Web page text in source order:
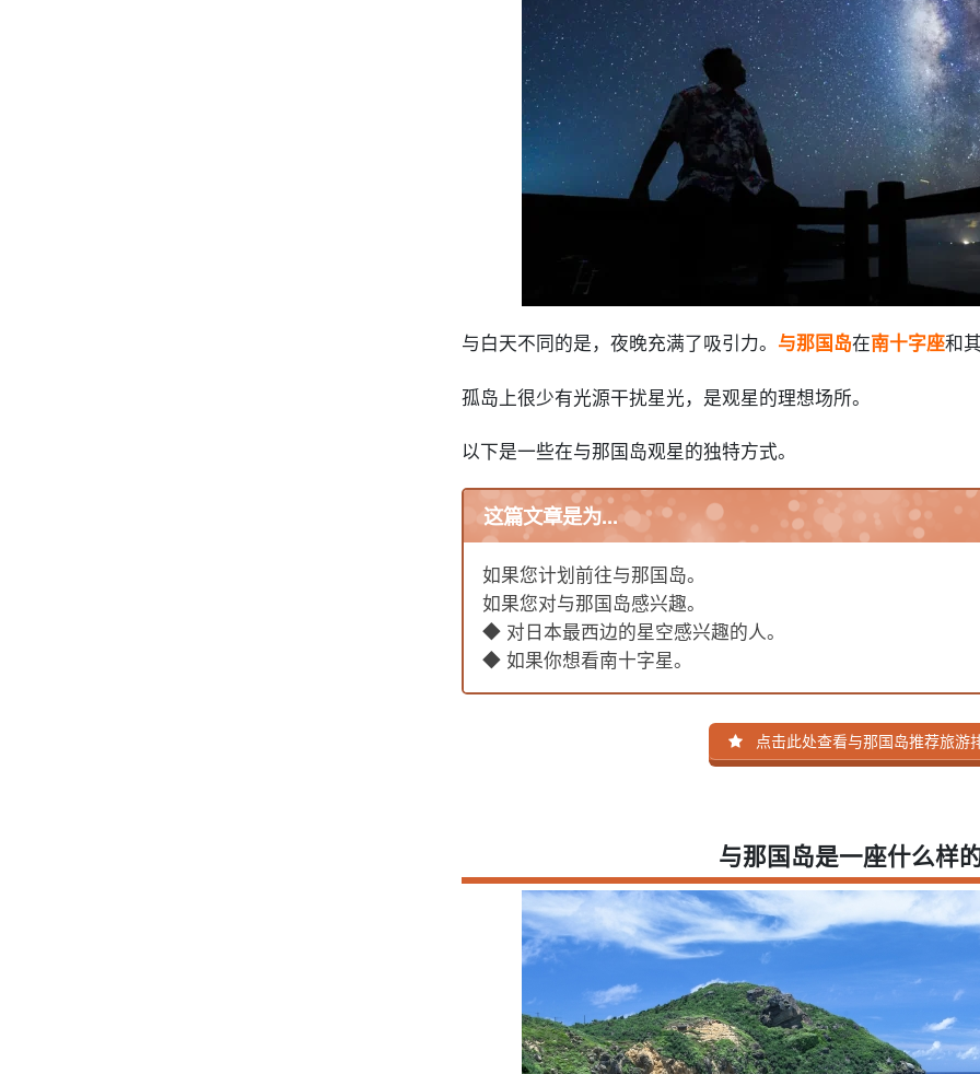
与白天不同的是，夜晚充满了吸引力。 与那国岛在南十字座和
孤岛上很少有光源干扰星光，是观星的理想场所。
以下是一些在与那国岛观星的独特方式。
这篇文章是为...
如果您计划前往与那国岛。
如果您对与那国岛感兴趣。
◆ 对日本最西边的星空感兴趣的人。
◆ 如果你想看南十字星。
点击此处查看与那国岛推荐旅游
与那国岛是一座什么样